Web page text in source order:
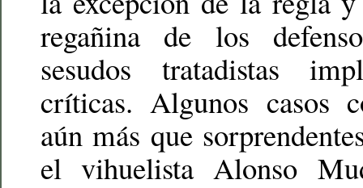
regañina de los
sesudos tratadistas
críticas. Algunos casos
aún más que
el vihuelista Alonso